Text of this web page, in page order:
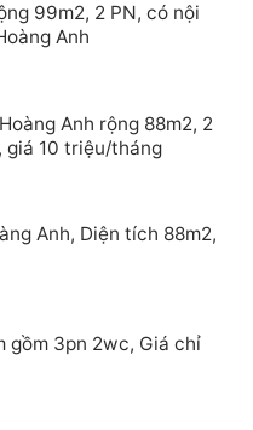
99m2, 2 PN, có nội
Anh
Anh rộng 88m2, 2
giá 10 triệu/tháng
Anh, Diện tích 88m2,
gồm 3pn 2wc, Giá chỉ